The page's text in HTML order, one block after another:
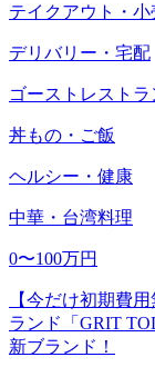
テイクアウト・小
デリバリー・宅配
ゴーストレストラ
丼もの・ご飯
ヘルシー・健康
中華・台湾料理
0〜100万円
【今だけ初期費
ランド「GRIT
新ブランド！